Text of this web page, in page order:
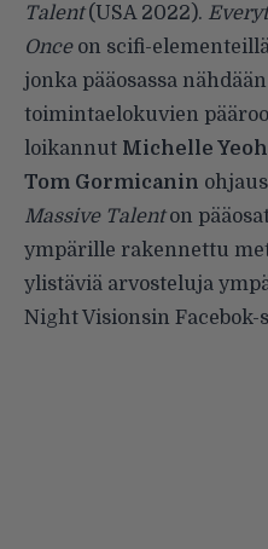
Talent(USA 2022).
Onceon scifi-
jonka pääosassa
toimintaelokuvien
loikannut Michelle Yeoh
Tom Gormicanin ohjaus
Massive Talenton
ympärille rakennettu
ylistäviä arvosteluja
Night Visionsin Facebok-